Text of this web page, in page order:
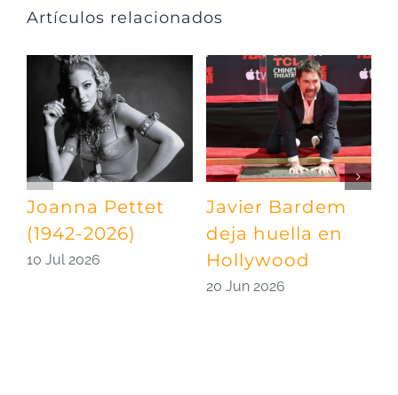
Artículos relacionados
Joanna Pettet
(1942-2026)
10 Jul 2026
Javier Bardem
deja huella en
Hollywood
20 Jun 2026